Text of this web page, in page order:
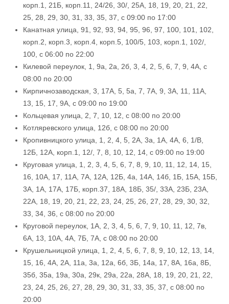
корп.1, 21Б, корп.11, 24/26, 30/, 25А, 18, 19, 20, 21, 22,
25, 28, 29, 30, 31, 33, 35, 37, с 09:00 по 17:00
Канатная улица, 91, 92, 93, 94, 95, 96, 97, 100, 101, 102,
корп.2, корп.3, корп.4, корп.5, 100/5, 103, корп.1, 102/,
100, с 06:00 по 22:00
Килевой переулок, 1, 9а, 2а, 2б, 3, 4, 2, 5, 6, 7, 9, 4А, с
08:00 по 20:00
Кирпичнозаводская, 3, 17А, 5, 5а, 7, 7А, 9, 3А, 11, 11А,
13, 15, 17, 9А, с 09:00 по 19:00
Кольцевая улица, 2, 7, 10, 12, с 08:00 по 20:00
Котляревского улица, 12б, с 08:00 по 20:00
Кропивницкого улица, 1, 2, 4, 5, 2А, 3а, 1А, 4А, 6, 1/В,
12Б, 12А, корп.1, 12/, 7, 8, 10, 12, 14, с 09:00 по 19:00
Круговая улица, 1, 2, 3, 4, 5, 6, 7, 8, 9, 10, 11, 12, 14, 15,
16, 10А, 17, 11А, 7А, 12А, 12Б, 4а, 14А, 14б, 1Б, 15А, 15Б,
3А, 1А, 17А, 17Б, корп.37, 18А, 18Б, 35/, 33А, 23Б, 23А,
22А, 18, 19, 20, 21, 22, 23, 24, 25, 26, 27, 28, 29, 30, 32,
33, 34, 36, с 08:00 по 20:00
Круговой переулок, 1А, 2, 3, 4, 5, 6, 7, 9, 10, 11, 12, 7в,
6А, 13, 10А, 4А, 7Б, 7А, с 08:00 по 20:00
Крушельницкой улица, 1, 2, 4, 5, 6, 7, 8, 9, 10, 12, 13, 14,
15, 16, 4А, 2А, 11а, 3а, 12а, 6б, 3Б, 14а, 17, 8А, 16а, 8Б,
35б, 35а, 19а, 30а, 29к, 29а, 22а, 28А, 18, 19, 20, 21, 22,
23, 24, 25, 26, 27, 28, 29, 30, 31, 33, 35, 37, с 08:00 по
20:00